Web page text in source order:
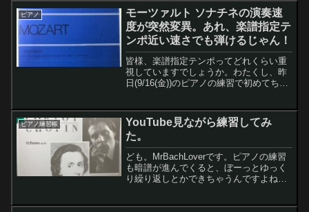
時間でショパン練習曲op.10-4を1回通せ
たんです！ 更に、夜練でも1時間で1回通
せたんです。つまり平日にショパン練習
曲op.10-4を2回も通せるようになったん
です♥
ピアノ
モーツァルト ソナチネの演奏速
度が突然変異。あれ、楽譜指定テ
ンポ近い速さでも弾けるじゃん！
皆様、楽譜指定テンポってどれくらい重
視していますでしょうか。わたくし、昨
日(9/16(金))のピアノの練習で初めてちゃ
ツァルト ソナチネの演奏速度が突然変
異。
ピアノ練習帳
YouTube見ながら練習してみ
た。
ども。MrBachLoverです。ピアノの練習
も暗譜が進んでくると、ぼーっとゆっく
り繰り返しとかできちゃうんですよね